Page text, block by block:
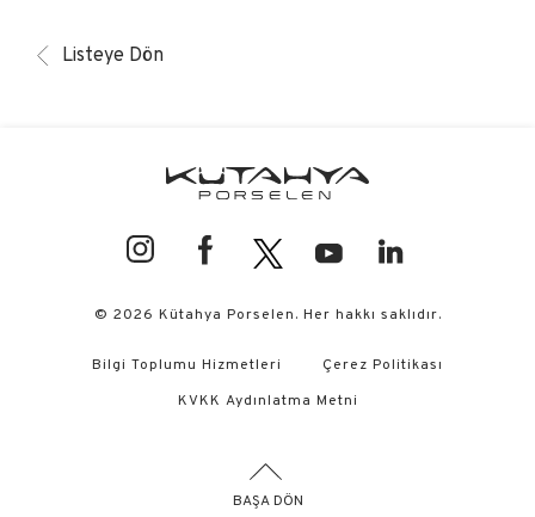
Listeye Dön
© 2026 Kütahya Porselen. Her hakkı saklıdır.
Bilgi Toplumu Hizmetleri
Çerez Politikası
KVKK Aydınlatma Metni
BAŞA DÖN